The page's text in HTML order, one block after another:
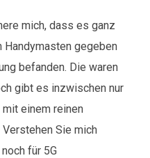
mich, dass es ganz
gegeben
befanden. Die waren
gibt es inzwischen nur
einem reinen
Sie mich
für 5G